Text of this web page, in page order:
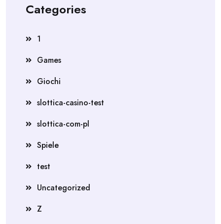
Categories
1
Games
Giochi
slottica-casino-test
slottica-com-pl
Spiele
test
Uncategorized
Z